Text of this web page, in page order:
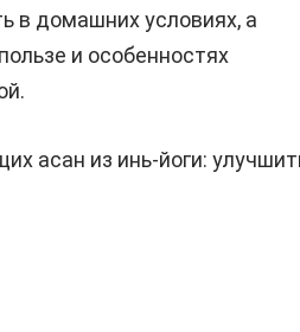
в домашних условиях, а
и особенностях